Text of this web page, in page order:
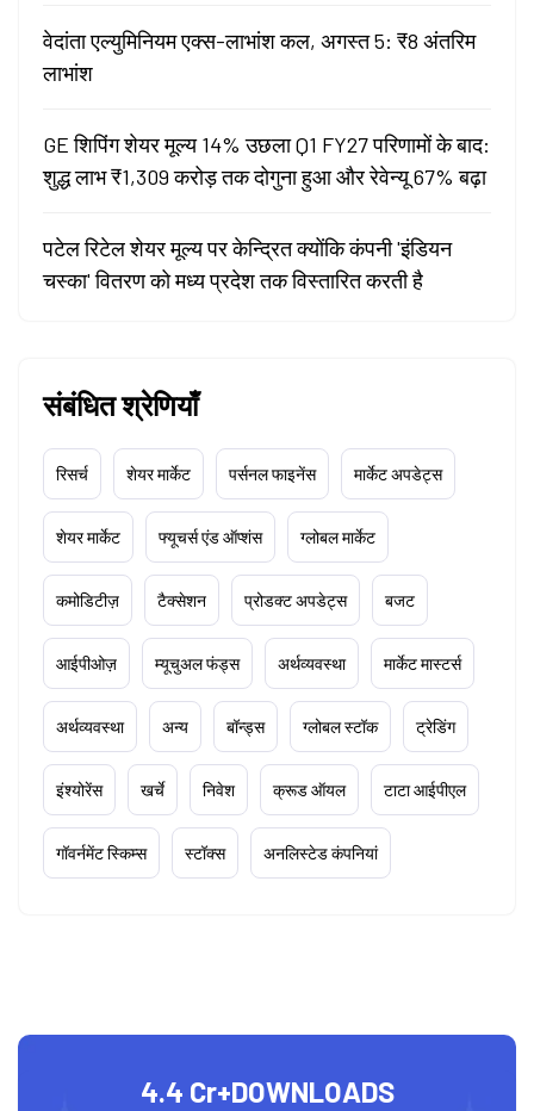
वेदांता एल्युमिनियम एक्स-लाभांश कल, अगस्त 5: ₹8 अंतरिम
लाभांश
GE शिपिंग शेयर मूल्य 14% उछला Q1 FY27 परिणामों के बाद:
शुद्ध लाभ ₹1,309 करोड़ तक दोगुना हुआ और रेवेन्यू 67% बढ़ा
पटेल रिटेल शेयर मूल्य पर केन्द्रित क्योंकि कंपनी 'इंडियन
चस्का' वितरण को मध्य प्रदेश तक विस्तारित करती है
संबंधित श्रेणियाँ
रिसर्च शेयर मार्केट पर्सनल फाइनेंस मार्केट अपडेट्स
शेयर मार्केट फ्यूचर्स एंड ऑप्शंस ग्लोबल मार्केट
कमोडिटीज़ टैक्सेशन प्रोडक्ट अपडेट्स बजट
आईपीओज़ म्यूचुअल फंड्स अर्थव्यवस्था मार्केट मास्टर्स
अर्थव्यवस्था अन्य बॉन्ड्स ग्लोबल स्टॉक ट्रेडिंग
इंश्योरेंस खर्चे निवेश क्रूड ऑयल टाटा आईपीएल
गॉवर्नमेंट स्किम्स स्टॉक्स अनलिस्टेड कंपनियां
4.4 Cr+DOWNLOADS